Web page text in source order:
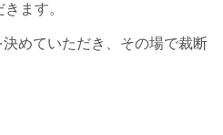
ます。
めていただき、その場で裁断